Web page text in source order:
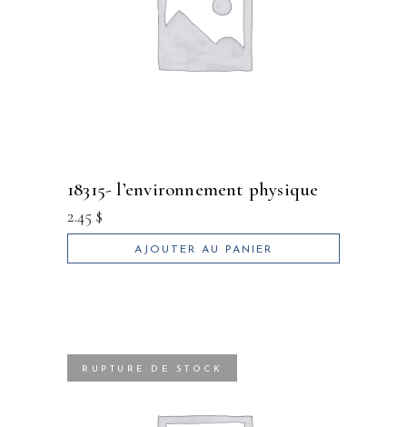
18315- l’environnement physique
2.45 $
AJOUTER AU PANIER
RUPTURE DE STOCK